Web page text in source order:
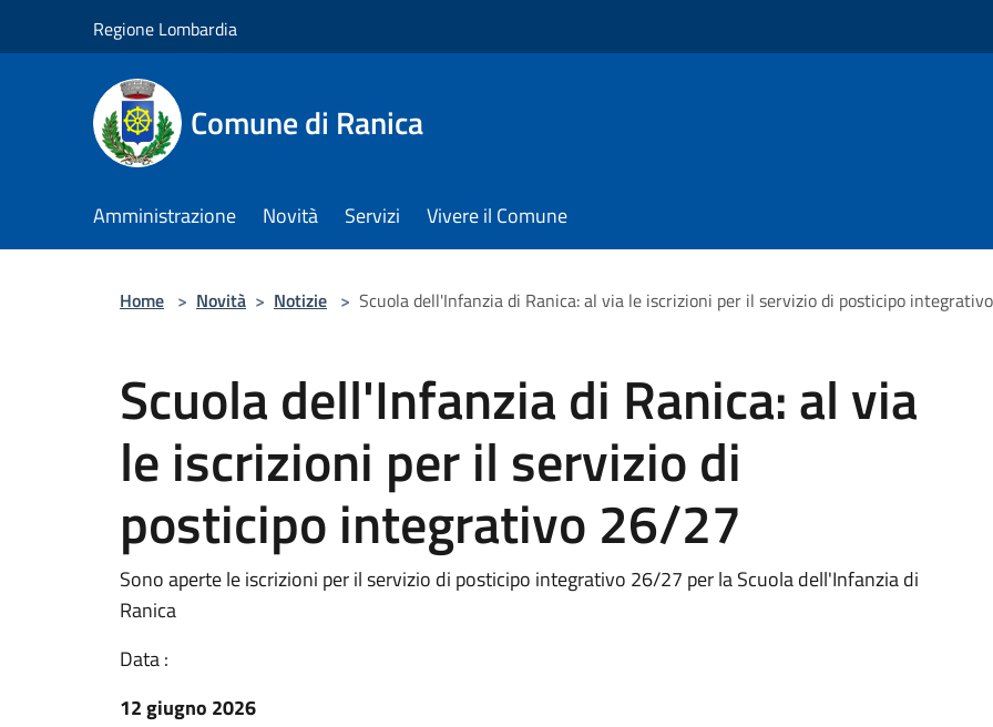
Regione Lombardia
Comune di Ranica
Amministrazione Novità Servizi Vivere il Comune
Home > Novità > Notizie > Scuola dell'Infanzia di Ranica: al via le iscrizioni per il servizio di posticipo
Scuola dell'Infanzia di Ranica: al via
le iscrizioni per il servizio di
posticipo integrativo 26/27
Sono aperte le iscrizioni per il servizio di posticipo integrativo 26/27 per la Scuola dell'Infanzia di
Ranica
Data :
12 giugno 2026